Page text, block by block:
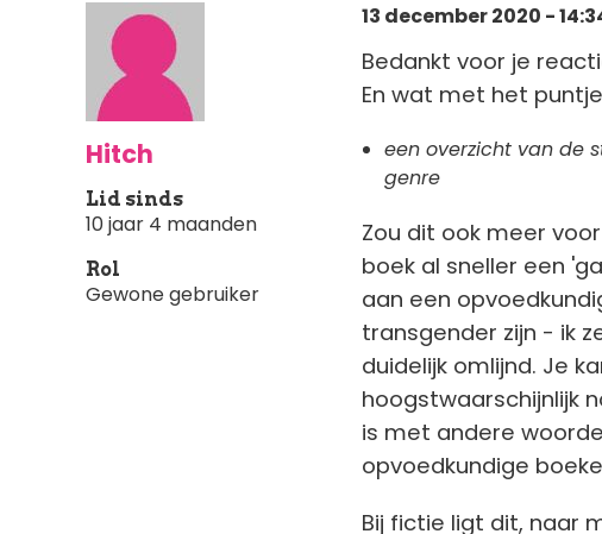
Hitch
Lid sinds
10 jaar 4 maanden
Rol
Gewone gebruiker
13 december 2020 -
Bedankt voor je
En wat met het
een overzicht van de
genre
Zou dit ook meer
boek al sneller een
aan een
transgender zijn - ik
duidelijk omlijnd. Je
hoogstwaarschijnlijk
is met andere
opvoedkundige
Bij fictie ligt dit, naar